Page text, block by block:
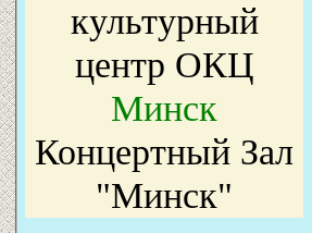
культурный
центр ОКЦ
Минск
Концертный Зал
"Минск"